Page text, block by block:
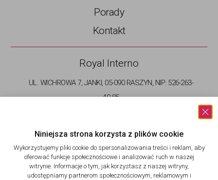
Porady
Kontakt
Royal Interno
UL. WICHROWA 7, JANKI, 05-090 RASZYN, NIP: 526-263-
40-85
Niniejsza strona korzysta z plików cookie​
Wykorzystujemy pliki cookie do spersonalizowania treści i reklam, aby
oferować funkcje społecznościowe i analizować ruch w naszej
witrynie. Informacje o tym, jak korzystasz z naszej witryny,
udostępniamy partnerom społecznościowym, reklamowym i